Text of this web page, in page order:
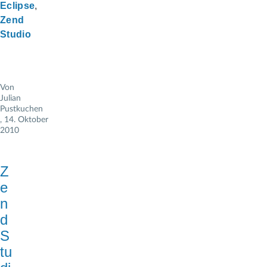
Eclipse
Zend
Studio
Von
Julian
Pustkuchen
, 14. Oktober
2010
Z
e
n
d
S
tu